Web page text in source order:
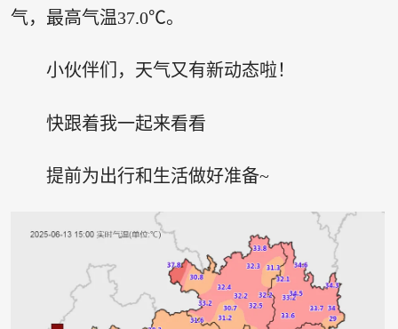
气，最高气温37.0℃。
小伙伴们，天气又有新动态啦！
快跟着我一起来看看
提前为出行和生活做好准备~